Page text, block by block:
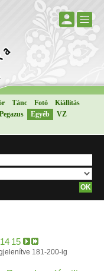
Tánc Fotó
Kiállítás
Pegazus Egyéb
VZ
14 15
181-200-ig